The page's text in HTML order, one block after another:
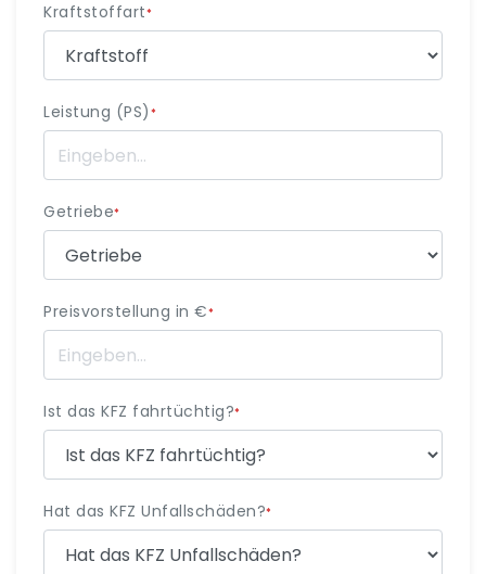
Kraftstoffart*
Leistung (PS) *
Getriebe*
Preisvorstellung in €*
Ist das KFZ fahrtüchtig?*
Hat das KFZ Unfallschäden?*